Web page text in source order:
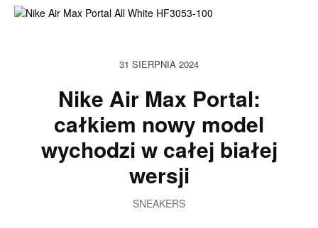
31 SIERPNIA 2024
Nike Air Max Portal:
całkiem nowy model
wychodzi w całej białej
wersji
SNEAKERS